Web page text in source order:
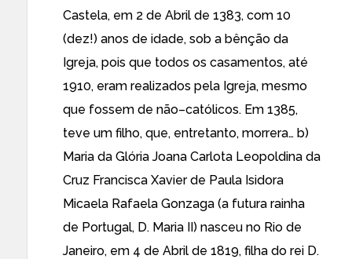
Castela, em 2 de Abril de 1383, com 10
(dez!) anos de idade, sob a bênção da
Igreja, pois que todos os casamentos, até
1910, eram realizados pela Igreja, mesmo
que fossem de não–católicos. Em 1385,
teve um filho, que, entretanto, morrera… b)
Maria da Glória Joana Carlota Leopoldina da
Cruz Francisca Xavier de Paula Isidora
Micaela Rafaela Gonzaga (a futura rainha
de Portugal, D. Maria II) nasceu no Rio de
Janeiro, em 4 de Abril de 1819, filha do rei D.